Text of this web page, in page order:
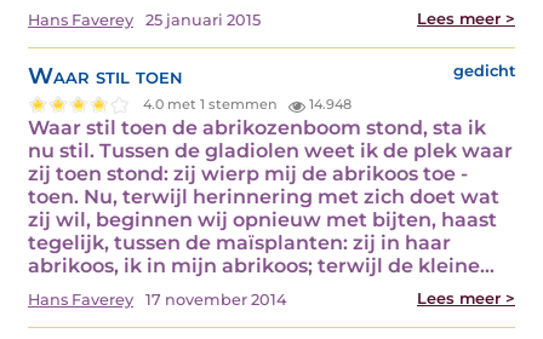
Hans Faverey 25 januari 2015 Lees meer >
Waar stil toen gedicht
4.0 met 1 stemmen 14.948
Waar stil toen de abrikozenboom stond, sta ik
nu stil. Tussen de gladiolen weet ik de plek waar
zij toen stond: zij wierp mij de abrikoos toe -
toen. Nu, terwijl herinnering met zich doet wat
zij wil, beginnen wij opnieuw met bijten, haast
tegelijk, tussen de maïsplanten: zij in haar
abrikoos, ik in mijn abrikoos; terwijl de kleine…
Hans Faverey 17 november 2014 Lees meer >